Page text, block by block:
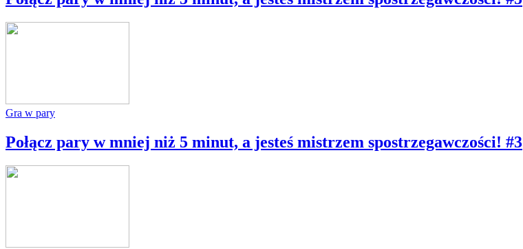
Gra w pary
Połącz pary w mniej niż 5 minut, a jesteś mistrzem spostrzegawczości! #3